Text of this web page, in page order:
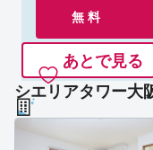
無 料
あとで見る
シエリアタワー大